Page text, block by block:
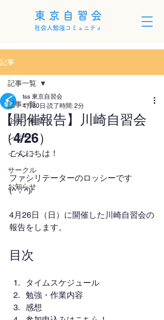
東京自習会
社会人勉強コミュニティ
記事
記事一覧
企画・制度
レポート
イベント
サークル
お知らせ
記事一覧
【開催報告】川崎自習会
（4/26）
tss 東京自習会
4月30日 読了時間: 2分
こんにちは！
ファシリテーターのロッシーです
(^▽^)/
4月26日（日）に開催した川崎自習会の
報告をします。
目次
タイムスケジュール
勉強・作業内容
感想